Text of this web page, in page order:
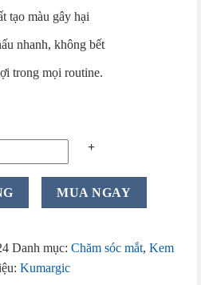
tạo màu gây hại
nhanh, không bết
trong mọi routine.
MUA NGAY
Danh mục: Chăm sóc mắt, Kem
Kumargic